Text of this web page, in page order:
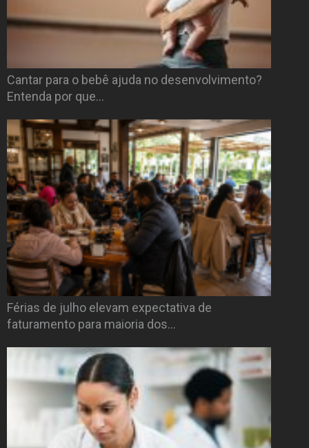
Cantar para o bebê ajuda no desenvolvimento?
Entenda por que…
Férias de julho elevam expectativa de
faturamento para maioria dos…